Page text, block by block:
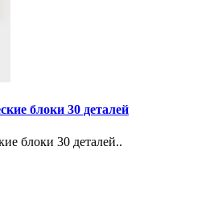
блоки 30 деталей
блоки 30 деталей..